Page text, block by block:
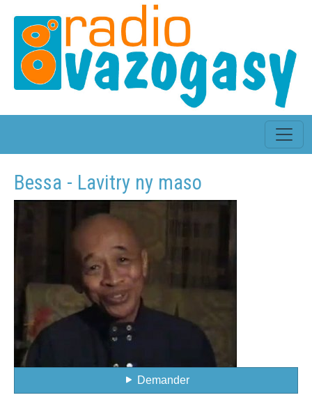
Bessa - Lavitry ny maso
Demander